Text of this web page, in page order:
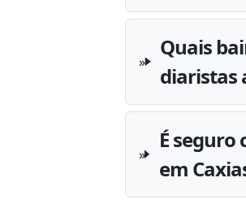
Quais
diaristas
É
em